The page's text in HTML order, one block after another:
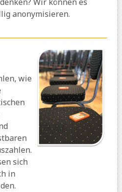
anonymisieren.
wie
sich
in